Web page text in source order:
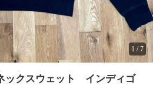
1 /7
ックスウェット インディゴ